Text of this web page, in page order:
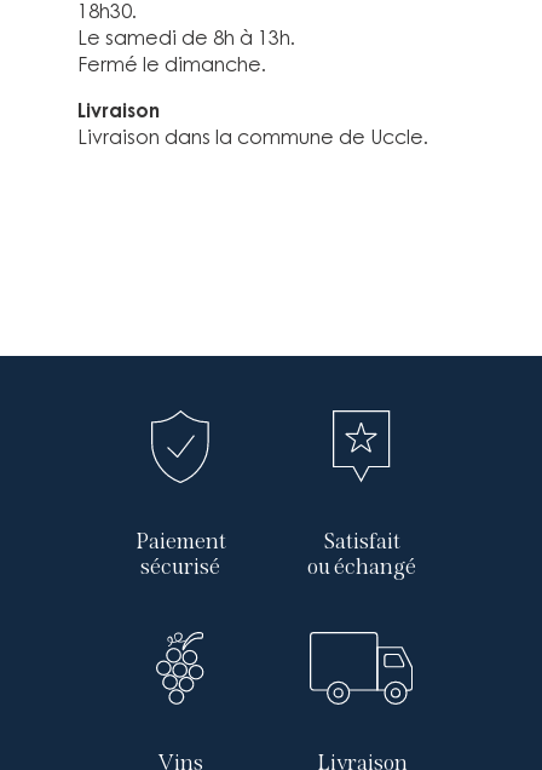
18h30.
Le samedi de 8h à 13h.
Fermé le dimanche.
Livraison
Livraison dans la commune de Uccle.
Paiement
sécurisé
Satisfait
ou échangé
Vins
Livraison